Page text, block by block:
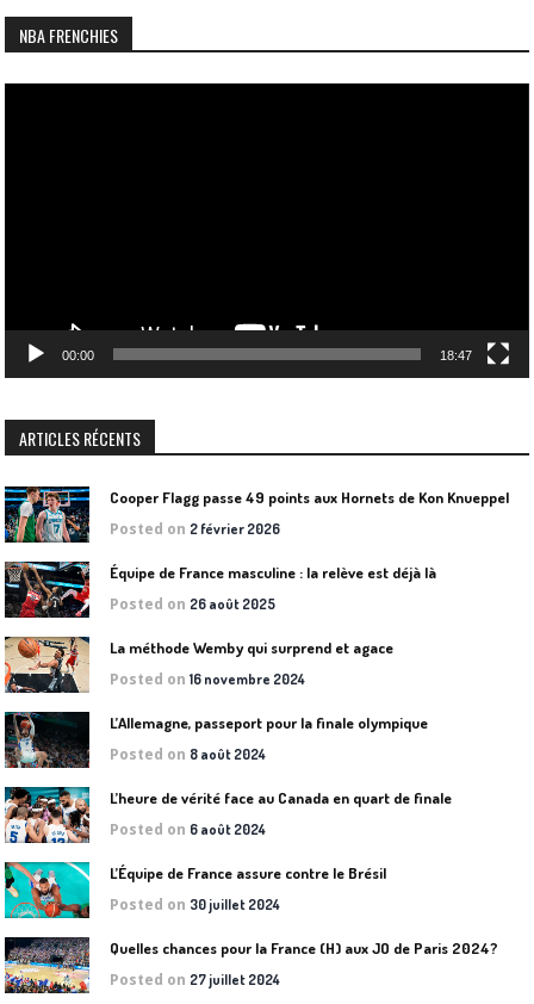
NBA FRENCHIES
00:00 18:47
ARTICLES RÉCENTS
Cooper Flagg passe 49 points aux Hornets de Kon Knueppel
Posted on 2 février 2026
Équipe de France masculine : la relève est déjà là
Posted on 26 août 2025
La méthode Wemby qui surprend et agace
Posted on16 novembre 2024
L’Allemagne, passeport pour la finale olympique
Posted on 8 août 2024
L’heure de vérité face au Canada en quart de finale
Posted on 6 août 2024
L’Équipe de France assure contre le Brésil
Posted on 30 juillet 2024
Quelles chances pour la France (H) aux JO de Paris 2024?
Posted on 27 juillet 2024